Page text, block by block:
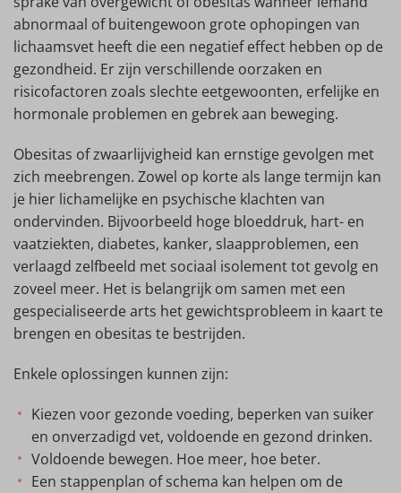
abnormaal of buitengewoon grote ophopingen van
lichaamsvet heeft die een negatief effect hebben op de
gezondheid. Er zijn verschillende oorzaken en
risicofactoren zoals slechte eetgewoonten, erfelijke en
hormonale problemen en gebrek aan beweging.
Obesitas of zwaarlijvigheid kan ernstige gevolgen met
zich meebrengen. Zowel op korte als lange termijn kan
je hier lichamelijke en psychische klachten van
ondervinden. Bijvoorbeeld hoge bloeddruk, hart- en
vaatziekten, diabetes, kanker, slaapproblemen, een
verlaagd zelfbeeld met sociaal isolement tot gevolg en
zoveel meer. Het is belangrijk om samen met een
gespecialiseerde arts het gewichtsprobleem in kaart te
brengen en obesitas te bestrijden.
Enkele oplossingen kunnen zijn:
Kiezen voor gezonde voeding, beperken van suiker
en onverzadigd vet, voldoende en gezond drinken.
Voldoende bewegen. Hoe meer, hoe beter.
Een stappenplan of schema kan helpen om de